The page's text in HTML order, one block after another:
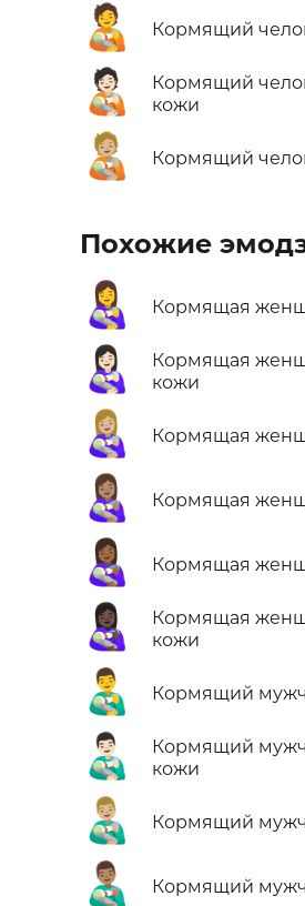
🧑‍🍼 Кормящий
🧑🏻‍🍼
Кормящий
кожи
🧑🏼‍🍼 Кормящий
Похожие
👩‍🍼 Кормящая
👩🏻‍🍼
Кормящая
кожи
👩🏼‍🍼 Кормящая
👩🏽‍🍼 Кормящая
👩🏾‍🍼 Кормящая
👩🏿‍🍼
Кормящая
кожи
👨‍🍼 Кормящий
👨🏻‍🍼
Кормящий
кожи
👨🏼‍🍼 Кормящий
👨🏽‍🍼 Кормящий